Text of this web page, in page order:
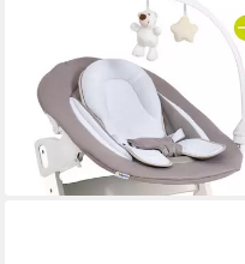
Hochstuhl Beta Plus
Babystuhl ab Geburt mit
Essbrett
209,90 € UVP 229,80 €
-9%
lieferbar - in 3-4 Werktagen bei dir